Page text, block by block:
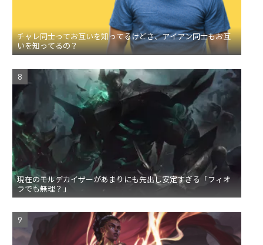
チャレ同士ってお互いを知ってるけどさ、アイアン同士もお互
いを知ってるの？
現在のモルデカイザーがあまりにも先出し安定すぎる「フィオ
ラでも無理？」